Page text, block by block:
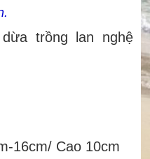
trồng lan nghệ
16cm/ Cao 10cm